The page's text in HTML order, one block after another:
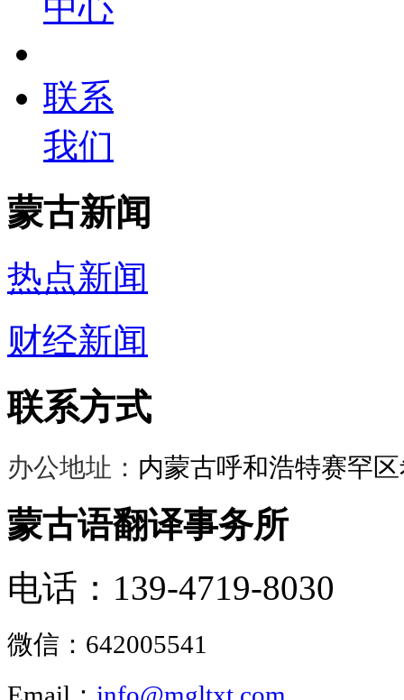
联系
我们
蒙古新闻
热点新闻
财经新闻
联系方式
办公地址： 内蒙古呼和浩特赛罕
蒙古语翻译事务所
电话：139-4719-8030
微信： 642005541